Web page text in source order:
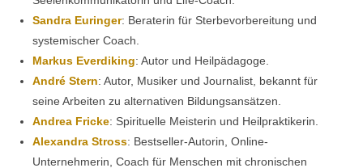
Sandra Euringer: Beraterin für Sterbevorbereitung und
systemischer Coach.
Markus Everdiking: Autor und Heilpädagoge.
André Stern: Autor, Musiker und Journalist, bekannt für
seine Arbeiten zu alternativen Bildungsansätzen.
Andrea Fricke: Spirituelle Meisterin und Heilpraktikerin.
Alexandra Stross: Bestseller-Autorin, Online-
Unternehmerin, Coach für Menschen mit chronischen